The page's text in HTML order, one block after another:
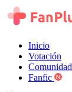
Inicio
Votación
Comunidad
Fanfic